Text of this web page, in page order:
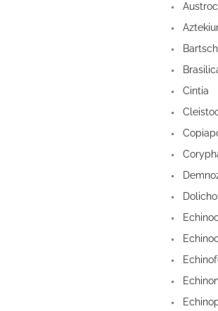
Cintia